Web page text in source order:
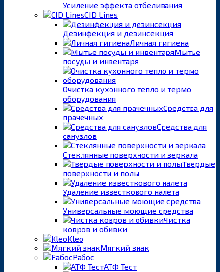
Усиление эффекта отбеливания
CID Lines
Дезинфекция и дезинсекция
Личная гигиена
Мытье
посуды и инвентаря
Очистка кухонного тепло и термо
оборудования
Средства для
прачечных
Средства для
санузлов
Стеклянные поверхности и зеркала
Твердые
поверхности и полы
Удаление известкового налета
Универсальные моющие средства
Чистка
ковров и обивки
Kleo
Мягкий знак
Рабос
АТФ Тест